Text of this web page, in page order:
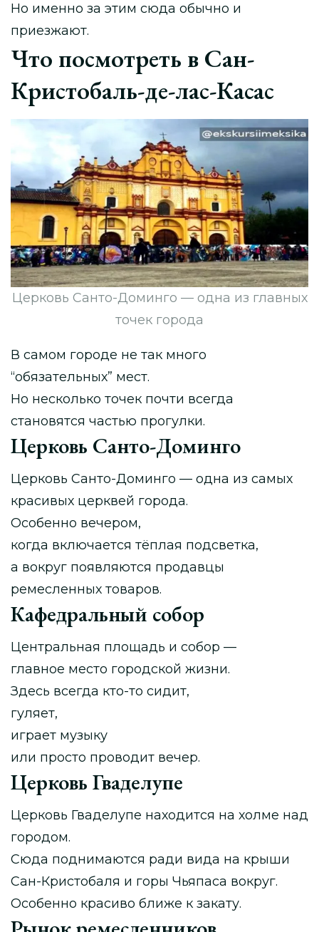
Но именно за этим сюда обычно и
приезжают.
Что посмотреть в Сан-
Кристобаль-де-лас-Касас
Церковь Санто-Доминго — одна из главных
точек города
В самом городе не так много
“обязательных” мест.
Но несколько точек почти всегда
становятся частью прогулки.
Церковь Санто-Доминго
Церковь Санто-Доминго — одна из самых
красивых церквей города.
Особенно вечером,
когда включается тёплая подсветка,
а вокруг появляются продавцы
ремесленных товаров.
Кафедральный собор
Центральная площадь и собор —
главное место городской жизни.
Здесь всегда кто-то сидит,
гуляет,
играет музыку
или просто проводит вечер.
Церковь Гваделупе
Церковь Гваделупе находится на холме над
городом.
Сюда поднимаются ради вида на крыши
Сан-Кристобаля и горы Чьяпаса вокруг.
Особенно красиво ближе к закату.